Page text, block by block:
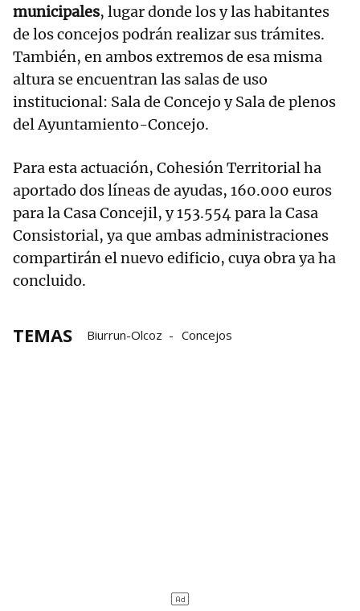
municipales, lugar donde los y las habitantes
de los concejos podrán realizar sus trámites.
También, en ambos extremos de esa misma
altura se encuentran las salas de uso
institucional: Sala de Concejo y Sala de plenos
del Ayuntamiento-Concejo.
Para esta actuación, Cohesión Territorial ha
aportado dos líneas de ayudas, 160.000 euros
para la Casa Concejil, y 153.554 para la Casa
Consistorial, ya que ambas administraciones
compartirán el nuevo edificio, cuya obra ya ha
concluido.
TEMAS Biurrun-Olcoz Concejos